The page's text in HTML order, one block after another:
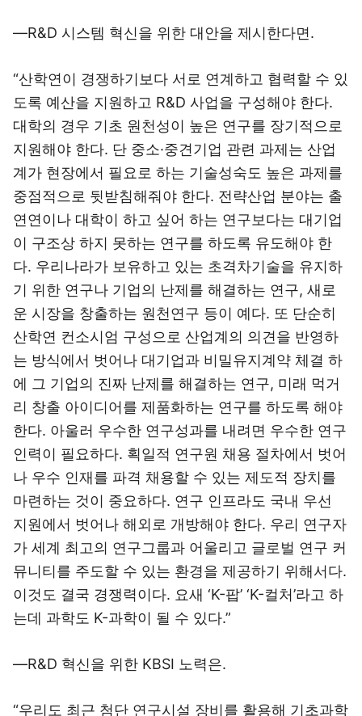
―R&D 시스템 혁신을 위한 대안을 제시한다면.
“산학연이 경쟁하기보다 서로 연계하고 협력할 수 있
도록 예산을 지원하고 R&D 사업을 구성해야 한다.
대학의 경우 기초 원천성이 높은 연구를 장기적으로
지원해야 한다. 단 중소·중견기업 관련 과제는 산업
계가 현장에서 필요로 하는 기술성숙도 높은 과제를
중점적으로 뒷받침해줘야 한다. 전략산업 분야는 출
연연이나 대학이 하고 싶어 하는 연구보다는 대기업
이 구조상 하지 못하는 연구를 하도록 유도해야 한
다. 우리나라가 보유하고 있는 초격차기술을 유지하
기 위한 연구나 기업의 난제를 해결하는 연구, 새로
운 시장을 창출하는 원천연구 등이 예다. 또 단순히
산학연 컨소시엄 구성으로 산업계의 의견을 반영하
는 방식에서 벗어나 대기업과 비밀유지계약 체결 하
에 그 기업의 진짜 난제를 해결하는 연구, 미래 먹거
리 창출 아이디어를 제품화하는 연구를 하도록 해야
한다. 아울러 우수한 연구성과를 내려면 우수한 연구
인력이 필요하다. 획일적 연구원 채용 절차에서 벗어
나 우수 인재를 파격 채용할 수 있는 제도적 장치를
마련하는 것이 중요하다. 연구 인프라도 국내 우선
지원에서 벗어나 해외로 개방해야 한다. 우리 연구자
가 세계 최고의 연구그룹과 어울리고 글로벌 연구 커
뮤니티를 주도할 수 있는 환경을 제공하기 위해서다.
이것도 결국 경쟁력이다. 요새 ‘K-팝’ ‘K-컬처’라고 하
는데 과학도 K-과학이 될 수 있다.”
―R&D 혁신을 위한 KBSI 노력은.
“우리도 최근 첨단 연구시설 장비를 활용해 기초과학